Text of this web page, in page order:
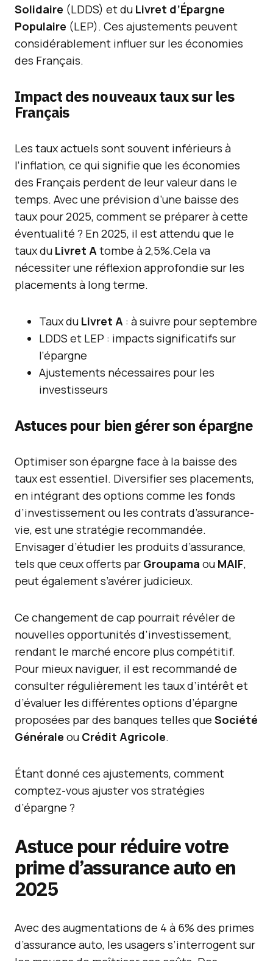
Solidaire (LDDS) et du Livret d’Épargne
Populaire (LEP). Ces ajustements peuvent
considérablement influer sur les économies
des Français.
Impact des nouveaux taux sur les
Français
Les taux actuels sont souvent inférieurs à
l’inflation, ce qui signifie que les économies
des Français perdent de leur valeur dans le
temps. Avec une prévision d’une baisse des
taux pour 2025, comment se préparer à cette
éventualité ? En 2025, il est attendu que le
taux du Livret Atombe à 2,5%.Cela va
nécessiter une réflexion approfondie sur les
placements à long terme.
Taux du Livret A : à suivre pour septembre
LDDS et LEP : impacts significatifs sur
l’épargne
Ajustements nécessaires pour les
investisseurs
Astuces pour bien gérer son épargne
Optimiser son épargne face à la baisse des
taux est essentiel. Diversifier ses placements,
en intégrant des options comme les fonds
d’investissement ou les contrats d’assurance-
vie, est une stratégie recommandée.
Envisager d’étudier les produits d’assurance,
tels que ceux offerts par Groupama ou MAIF,
peut également s’avérer judicieux.
Ce changement de cap pourrait révéler de
nouvelles opportunités d’investissement,
rendant le marché encore plus compétitif.
Pour mieux naviguer, il est recommandé de
consulter régulièrement les taux d’intérêt et
d’évaluer les différentes options d’épargne
proposées par des banques telles que Société
Générale ou Crédit Agricole.
Étant donné ces ajustements, comment
comptez-vous ajuster vos stratégies
d’épargne ?
Astuce pour réduire votre
prime d’assurance auto en
2025
Avec des augmentations de 4 à 6% des primes
d’assurance auto, les usagers s’interrogent sur